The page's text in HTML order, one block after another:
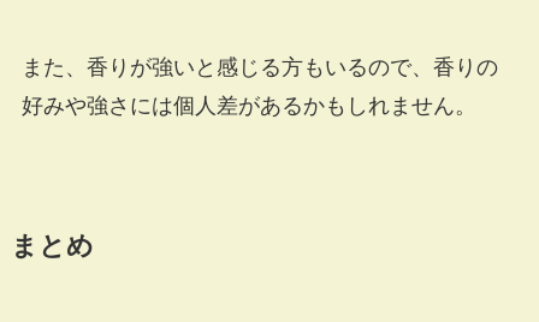
また、香りが強いと感じる方もいるので、香りの
好みや強さには個人差があるかもしれません。
まとめ